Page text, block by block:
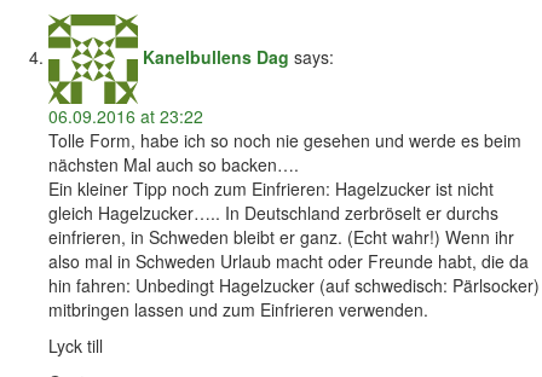
Kanelbullens Dag says:
06.09.2016 at 23:22
Tolle Form, habe ich so noch nie gesehen und werde es beim
nächsten Mal auch so backen….
Ein kleiner Tipp noch zum Einfrieren: Hagelzucker ist nicht
gleich Hagelzucker….. In Deutschland zerbröselt er durchs
einfrieren, in Schweden bleibt er ganz. (Echt wahr!) Wenn ihr
also mal in Schweden Urlaub macht oder Freunde habt, die da
hin fahren: Unbedingt Hagelzucker (auf schwedisch: Pärlsocker)
mitbringen lassen und zum Einfrieren verwenden.
Lyck till